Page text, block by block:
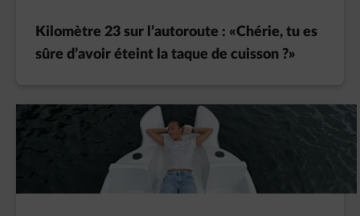
Kilomètre 23 sur l’autoroute : «Chérie, tu es
sûre d’avoir éteint la taque de cuisson ?»